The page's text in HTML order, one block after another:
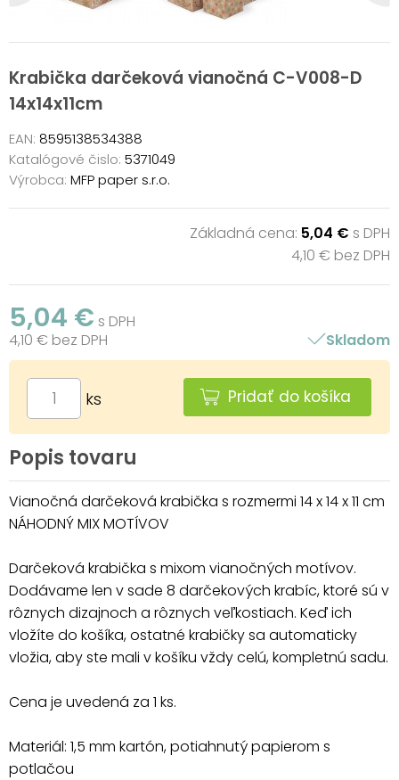
Krabička darčeková vianočná C-V008-D
14x14x11cm
EAN: 8595138534388
Katalógové čislo: 5371049
Výrobca: MFP paper s.r.o.
Základná cena: 5,04 € s DPH
4,10 € bez DPH
5,04 € s DPH
4,10 € bez DPH
Skladom
ks Pridať do košíka
Popis tovaru
Vianočná darčeková krabička s rozmermi 14 x 14 x 11 cm
NÁHODNÝ MIX MOTÍVOV
Darčeková krabička s mixom vianočných motívov.
Dodávame len v sade 8 darčekových krabíc, ktoré sú v
rôznych dizajnoch a rôznych veľkostiach. Keď ich
vložíte do košíka, ostatné krabičky sa automaticky
vložia, aby ste mali v košíku vždy celú, kompletnú sadu.
Cena je uvedená za 1 ks.
Materiál: 1,5 mm kartón, potiahnutý papierom s
potlačou